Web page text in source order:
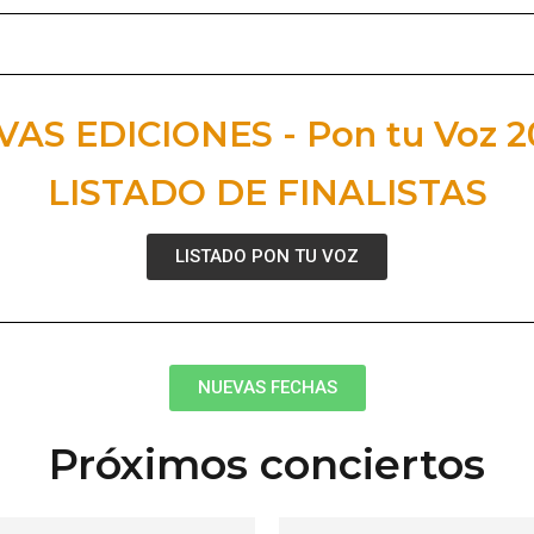
EDICIONES - Pon tu Voz
LISTADO DE FINALISTAS
LISTADO PON TU VOZ
NUEVAS FECHAS
Próximos conciertos